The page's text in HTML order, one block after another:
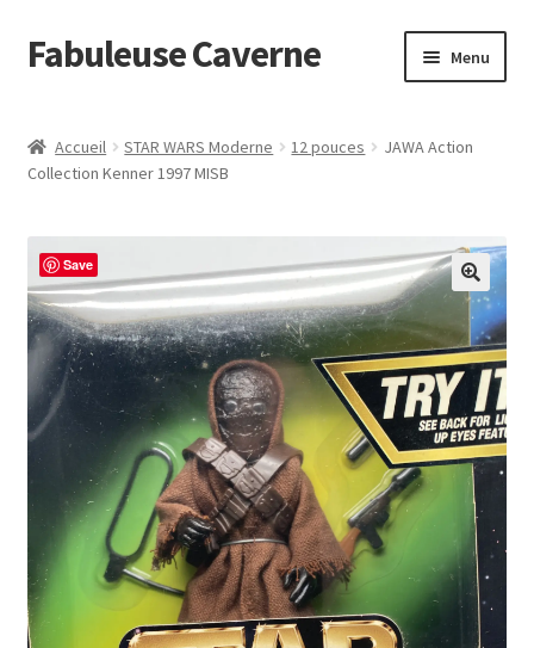
Aller
à
navigation
Aller
au
Fabuleuse Caverne Menu
En boutique
enfant
Superflat Museum Murakami
En réapprovisionnement
Accueil STAR WARS Moderne 12 pouces
JAWA Action
Collection Kenner 1997 MISB
Save